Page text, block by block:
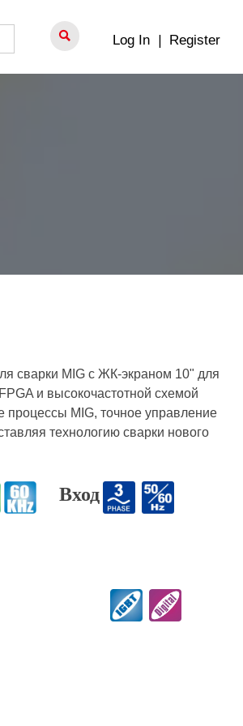
 Log In | Register
сварки MIG с ЖК-экраном 10" для
и высокочастотной схемой
процессы MIG, точное управление
технологию сварки нового
Вход